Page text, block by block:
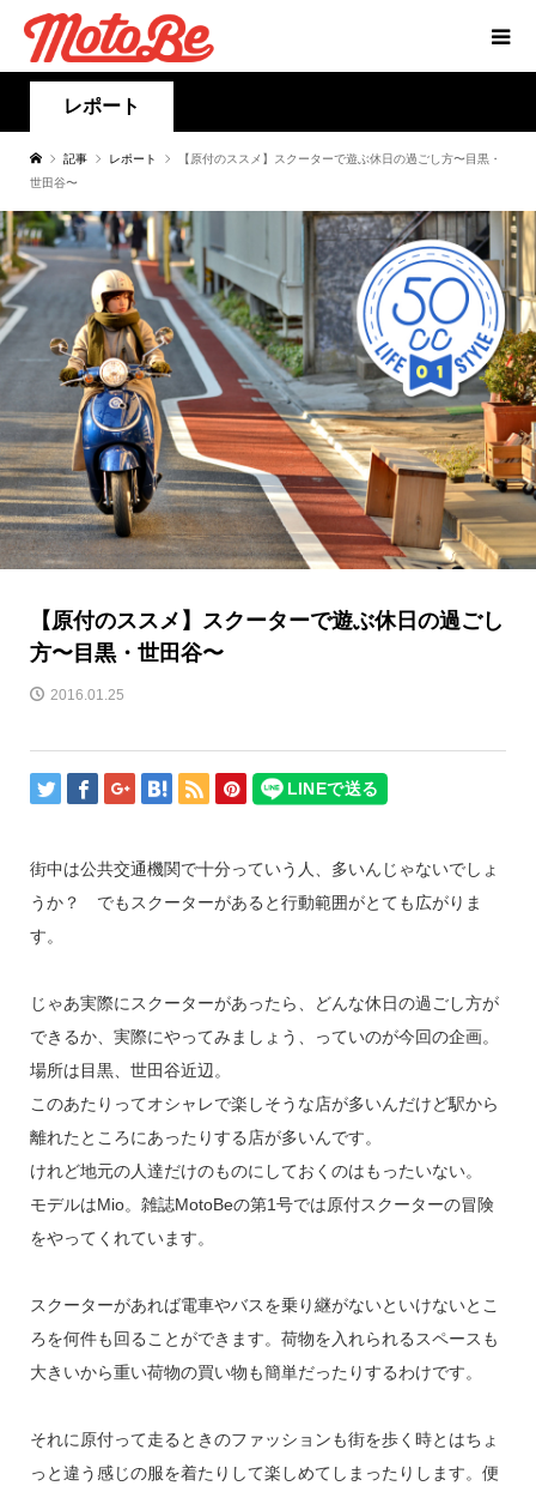
レポート
記事 レポート
【原付のススメ】スクーターで遊ぶ休日の過ごし方〜目黒・
世田谷〜
【原付のススメ】スクーターで遊ぶ休日の過ごし
方〜目黒・世田谷〜
2016.01.25
街中は公共交通機関で十分っていう人、多いんじゃないでしょ
うか？ でもスクーターがあると行動範囲がとても広がりま
す。
じゃあ実際にスクーターがあったら、どんな休日の過ごし方が
できるか、実際にやってみましょう、っていのが今回の企画。
場所は目黒、世田谷近辺。
このあたりってオシャレで楽しそうな店が多いんだけど駅から
離れたところにあったりする店が多いんです。
けれど地元の人達だけのものにしておくのはもったいない。
モデルはMio。雑誌MotoBeの第1号では原付スクーターの冒険
をやってくれています。
スクーターがあれば電車やバスを乗り継がないといけないとこ
ろを何件も回ることができます。荷物を入れられるスペースも
大きいから重い荷物の買い物も簡単だったりするわけです。
それに原付って走るときのファッションも街を歩く時とはちょ
っと違う感じの服を着たりして楽しめてしまったりします。便